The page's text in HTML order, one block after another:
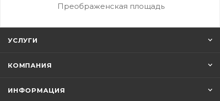
Преображенская площадь
УСЛУГИ
КОМПАНИЯ
ИНФОРМАЦИЯ